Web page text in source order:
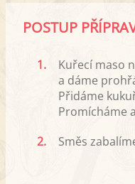
POSTUP
1.
Kuřecí maso
a dáme
Přidáme
Promícháme
2.
Směs